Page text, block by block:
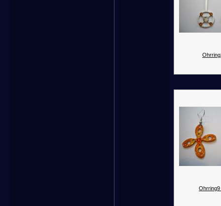
Ohrring9